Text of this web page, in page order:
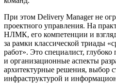
При этом Delivery Manager не
проектного управления. На
НЛМК, его компетенции и
за рамки классической триады
работ». Это специалист,
и организационные аспекты
архитектурные решения, выбор
инфраструктурой и